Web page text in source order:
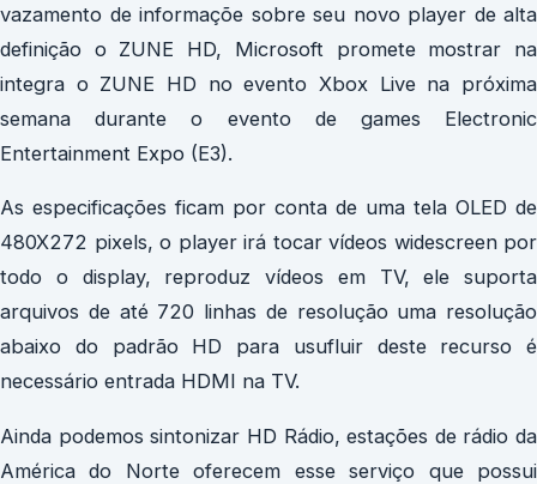
vazamento de informaçõe sobre seu novo player de alta
definição o ZUNE HD, Microsoft promete mostrar na
integra o ZUNE HD no evento Xbox Live na próxima
semana durante o evento de games Electronic
Entertainment Expo (E3).
As especificações ficam por conta de uma tela OLED de
480X272 pixels, o player irá tocar vídeos widescreen por
todo o display, reproduz vídeos em TV, ele suporta
arquivos de até 720 linhas de resolução uma resolução
abaixo do padrão HD para usufluir deste recurso é
necessário entrada HDMI na TV.
Ainda podemos sintonizar HD Rádio, estações de rádio da
América do Norte oferecem esse serviço que possui